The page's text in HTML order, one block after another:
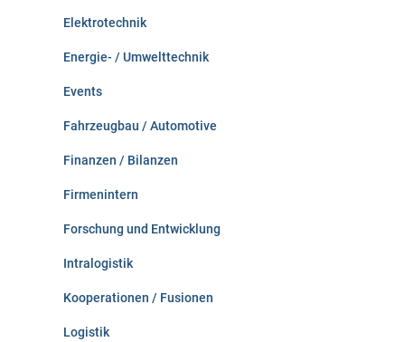
Elektrotechnik
Energie- / Umwelttechnik
Events
Fahrzeugbau / Automotive
Finanzen / Bilanzen
Firmenintern
Forschung und Entwicklung
Intralogistik
Kooperationen / Fusionen
Logistik